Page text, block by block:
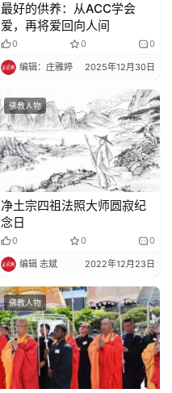
最好的供养：从ACC学会
爱，再将爱回向人间
0 0 0
编辑：庄雅婷 2025年12月30日
佛教人物
净土宗四祖法照大师圆寂纪
念日
0 0 0
编辑 志斌 2022年12月23日
佛教人物